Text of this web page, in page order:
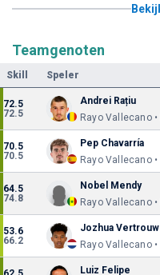
Teamgenoten
Skill Speler
72.5
72.5
Andrei Rațiu
Rayo Vallecano •
70.5
70.5
Pep Chavarría
Rayo Vallecano •
64.5
74.8
Nobel Mendy
Rayo Vallecano •
53.6
66.2
Jozhua
Rayo Vallecano •
Luiz Felipe